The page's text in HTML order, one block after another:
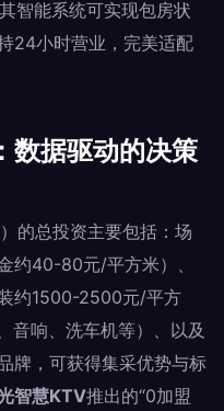
智能系统可实现包房状
24小时营业，完美适配
数据驱动的决策
的总投资主要包括：场
约40-80元/平方米）、
约1500-2500元/平方
音响、洗车机等）、以及
牌，可获得集采优势与标
智慧KTV推出的“0加盟